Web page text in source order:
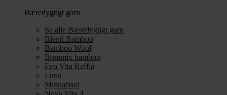
Bæredygtigt garn
Se alle Bæredygtigt garn
Blend Bamboo
Bamboo Wool
Bommix bamboo
Eco Vita Raffia
Luna
Midnatssol